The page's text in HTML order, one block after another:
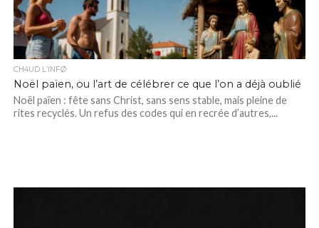
CH4UD L’INFØ
Noël païen, ou l’art de célébrer ce que l’on a déjà oublié
Noël païen : fête sans Christ, sans sens stable, mais pleine de
rites recyclés. Un refus des codes qui en recrée d’autres,...